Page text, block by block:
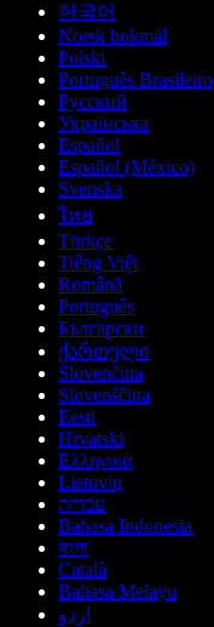
한국어
Norsk bokmål
Polski
Português Brasileiro
Русский
Українська
Español
Español (México)
Svenska
ไทย
Türkçe
Tiếng Việt
Română
Português
Български
ქართული
Slovenčina
Slovenščina
Eesti
Hrvatski
Ελληνικά
Lietuvių
עברית
Bahasa Indonesia
বাংলা
Català
Bahasa Melayu
اردو